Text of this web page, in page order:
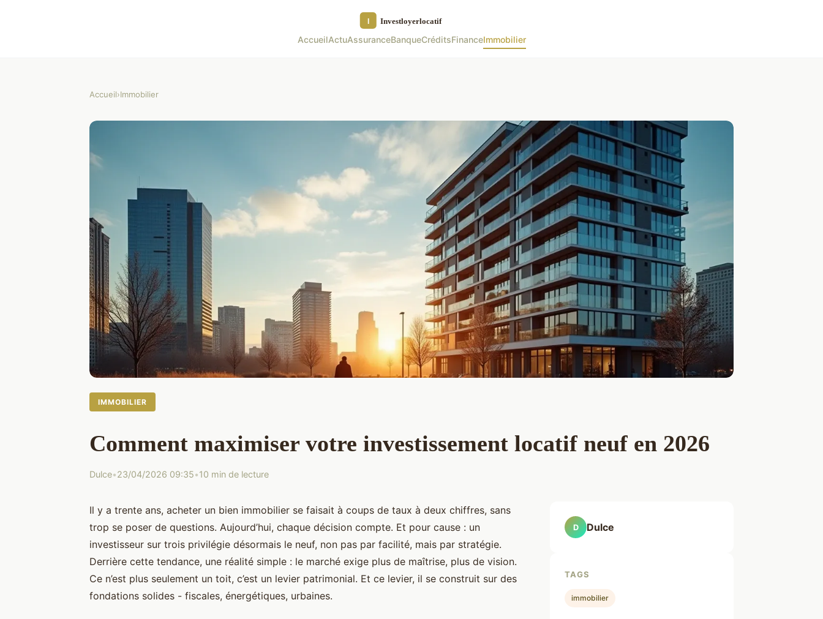
AccueilActuAssuranceBanqueCréditsFinanceImmobilier
Accueil›Immobilier
IMMOBILIER
Comment maximiser votre investissement locatif neuf en 2026
Dulce•23/04/2026 09:35•10 min de lecture
Il y a trente ans, acheter un bien immobilier se faisait à coups de taux à deux chiffres, sans
trop se poser de questions. Aujourd’hui, chaque décision compte. Et pour cause : un
investisseur sur trois privilégie désormais le neuf, non pas par facilité, mais par stratégie.
Derrière cette tendance, une réalité simple : le marché exige plus de maîtrise, plus de vision.
Ce n’est plus seulement un toit, c’est un levier patrimonial. Et ce levier, il se construit sur des
fondations solides - fiscales, énergétiques, urbaines.
D Dulce
TAGS
immobilier